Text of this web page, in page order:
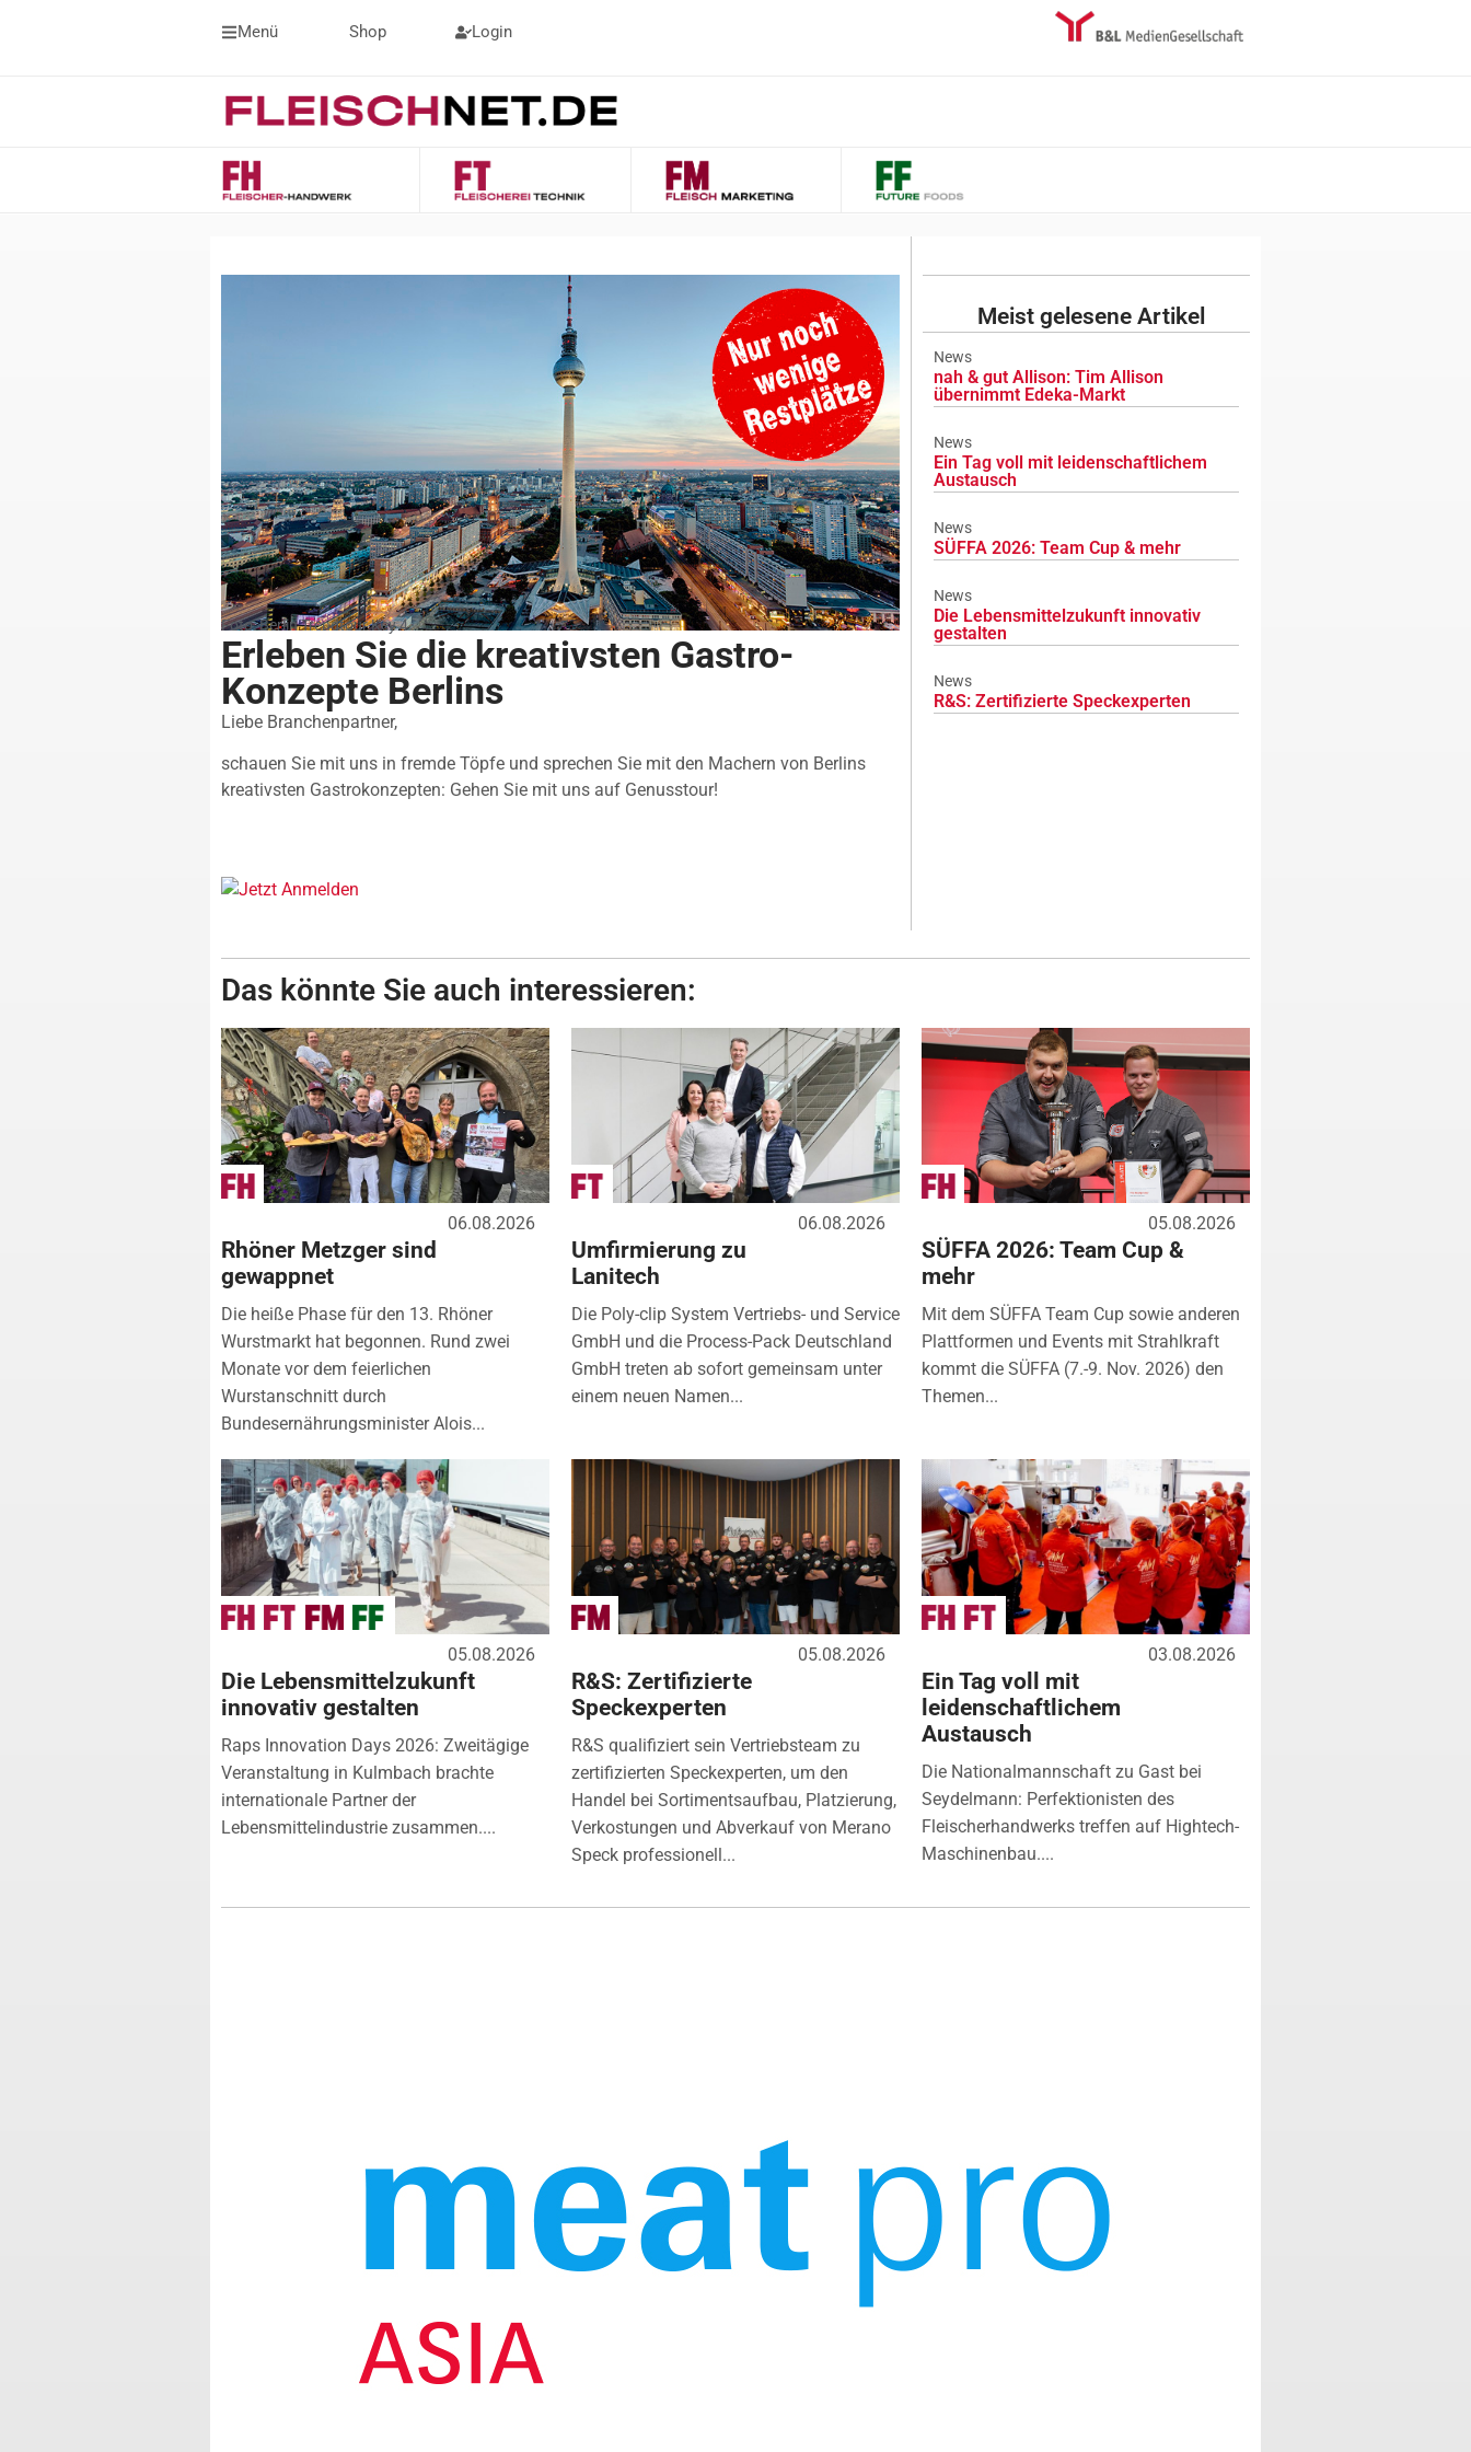
Menü Shop Login
Foto: Berlin Trendtour Key 4
Erleben Sie die kreativsten Gastro-
Konzepte Berlins
Liebe Branchenpartner,
schauen Sie mit uns in fremde Töpfe und sprechen Sie mit den Machern von Berlins
kreativsten Gastrokonzepten: Gehen Sie mit uns auf Genusstour!
Meist gelesene Artikel
News
nah & gut Allison: Tim Allison
übernimmt Edeka-Markt
News
Ein Tag voll mit leidenschaftlichem
Austausch
News
SÜFFA 2026: Team Cup & mehr
News
Die Lebensmittelzukunft innovativ
gestalten
News
R&S: Zertifizierte Speckexperten
Das könnte Sie auch interessieren:
06.08.2026
Rhöner Metzger sind
gewappnet
Die heiße Phase für den 13. Rhöner
Wurstmarkt hat begonnen. Rund zwei
Monate vor dem feierlichen
Wurstanschnitt durch
Bundesernährungsminister Alois...
06.08.2026
Umfirmierung zu
Lanitech
Die Poly-clip System Vertriebs- und Service
GmbH und die Process-Pack Deutschland
GmbH treten ab sofort gemeinsam unter
einem neuen Namen...
05.08.2026
SÜFFA 2026: Team Cup &
mehr
Mit dem SÜFFA Team Cup sowie anderen
Plattformen und Events mit Strahlkraft
kommt die SÜFFA (7.-9. Nov. 2026) den
Themen...
05.08.2026
Die Lebensmittelzukunft
innovativ gestalten
Raps Innovation Days 2026: Zweitägige
Veranstaltung in Kulmbach brachte
internationale Partner der
Lebensmittelindustrie zusammen....
05.08.2026
R&S: Zertifizierte
Speckexperten
R&S qualifiziert sein Vertriebsteam zu
zertifizierten Speckexperten, um den
Handel bei Sortimentsaufbau, Platzierung,
Verkostungen und Abverkauf von Merano
Speck professionell...
03.08.2026
Ein Tag voll mit
leidenschaftlichem
Austausch
Die Nationalmannschaft zu Gast bei
Seydelmann: Perfektionisten des
Fleischerhandwerks treffen auf Hightech-
Maschinenbau....